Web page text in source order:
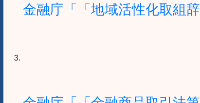
金融庁「「地域活性化取組